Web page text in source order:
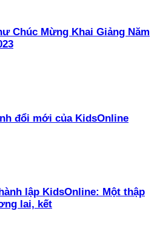
Chúc Mừng Khai Giảng Năm
đổi mới của KidsOnline
lập KidsOnline: Một thập
lai, kết